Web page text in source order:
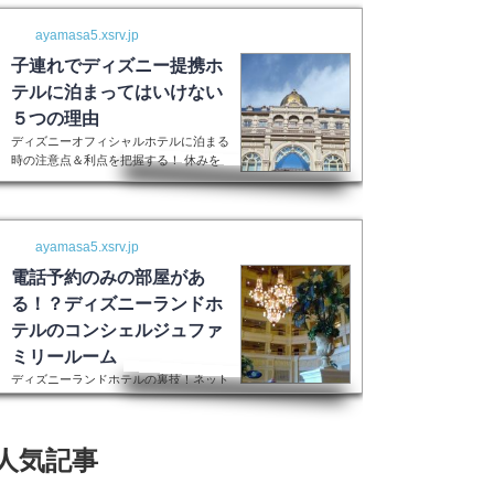
ayamasa5.xsrv.jp
子連れでディズニー提携ホ
テルに泊まってはいけない
５つの理由
ディズニーオフィシャルホテルに泊まる
時の注意点＆利点を把握する！ 休みを
取って子供を喜ばせるためにディズニー
ランドに行く！最高の家族サービスです
よね。 でも・・・小さい子供を連れて
るのは、お父さんお母さんも疲れること
間違いなし。 夜の目玉であるショーや
パレードの前に子供が寝てしまって抱っ
こしながら見るなんて残念なことも多々
起こるでしょう。 せっかくキラキラし
た夢の国を可愛い我が子に見せたかった
のに・・・。 そんな時、「ディズニー
ラ...
ayamasa5.xsrv.jp
電話予約のみの部屋があ
る！？ディズニーランドホ
テルのコンシェルジュファ
ミリールーム
ディズニーランドホテルの裏技！ネット
上には表示されない大人数用ルーム現在
の予約センターもなくなってしまったそ
うで、元コンシェルジュファミリールー
気記事